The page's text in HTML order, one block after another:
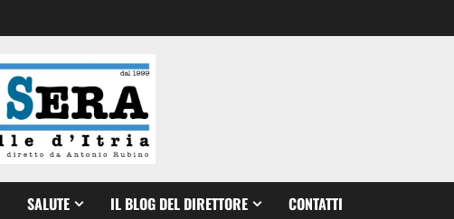
SALUTE IL BLOG DEL DIRETTORE CONTATTI